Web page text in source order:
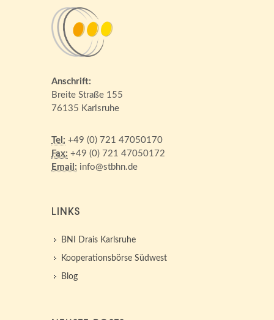
Anschrift:
Breite Straße 155
76135 Karlsruhe
Tel: +49 (0) 721 47050170
Fax: +49 (0) 721 47050172
Email: info@stbhn.de
LINKS
BNI Drais Karlsruhe
Kooperationsbörse Südwest
Blog